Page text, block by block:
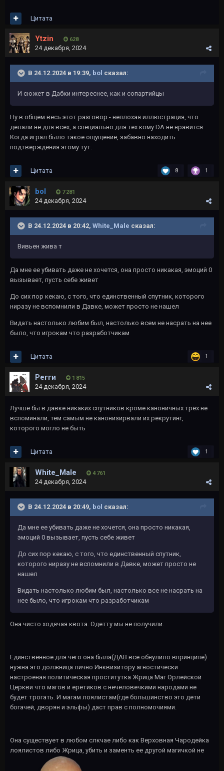
Цитата
Ytzin 628
24 декабря, 2024
В 24.12.2024 в 19:39, bol сказал:
И сюжет в Дабки интереснее, как и сопартийцы
Ну в общем весь этот разговор - неплохая иллюстрация, что
делали не для всех, а специально для тех кому DA не нравится.
Когда играл было такое ощущение, забавно находить
подтверждения этому тут.
8 1
Цитата
bol 7 281
24 декабря, 2024
В 24.12.2024 в 20:42, White_Male сказал:
Вивьен жива т
Да мне ее убивать даже не хочется, она просто никакая, эмоций 0
вызывает, пусть себе живет
До сих пор кекаю, с того, что единственный спутник, которого
ниразу не вспомнили в Давке, может просто не нашел
Видать настолько любим был, настолько всем не насрать на нее
было, что игрокам что разработчикам
1
Цитата
Регги 1 815
24 декабря, 2024
Лучше бы в давке никаких спутников кроме каноничных трёх не
вспоминали, тем самым не канонизирвали их рекрутинг,
которого могло не быть
1
Цитата
White_Male 4 761
24 декабря, 2024
В 24.12.2024 в 20:49, bol сказал:
Да мне ее убивать даже не хочется, она просто никакая,
эмоций 0 вызывает, пусть себе живет
До сих пор кекаю, с того, что единственный спутник,
которого ниразу не вспомнили в Давке, может просто не
нашел
Видать настолько любим был, настолько все не насрать на
нее было, что игрокам что разработчикам
Она чисто ходячая квота. Одетту мы не получили.
Единственное для чего она была(ДАВ все обнулило впринципе)
нужна это должница лично Инквизитору агностически
настроеная политическая проститутка Жрица Маг Орлейской
Церкви что магов и еретиков с нечеловечкими народами не
будет трогать. И магам лоялистам(где большинство это дети
богачей, дворян и эльфы) даст прав с полномочиями.
Она существует в любом слкчае либо как Верховная Чародейка
лоялистов либо Жрица, убить и заменть ее другой магичкой не